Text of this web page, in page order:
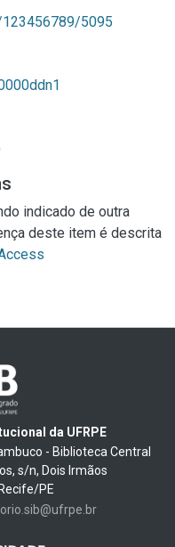
5095
indicado de outra
deste item é descrita
da UFRPE
- Biblioteca Central
s/n, Dois Irmãos
PE